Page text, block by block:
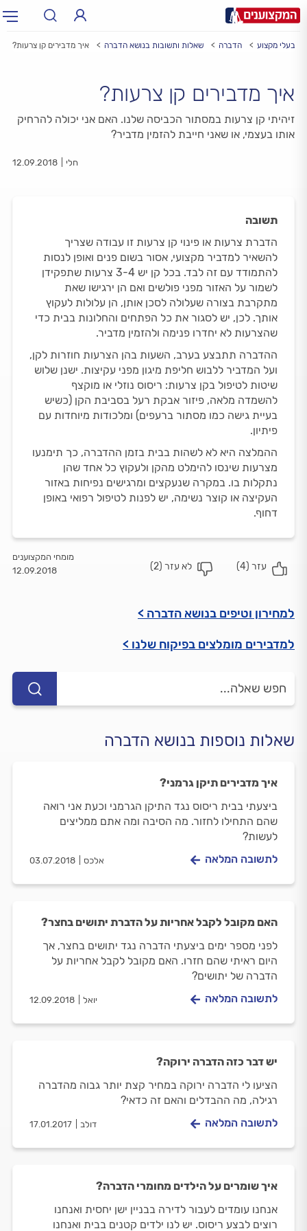
עיר: תל אביב, חיפה…
בעלי מקצוע הדברה שאלות ותשובות בנושא הדברה איך מדבירים קן צרעות?
איך מדבירים קן צרעות?
זיהיתי קן צרעות במסתור הכביסה שלנו. האם אני יכולה להרחיק
אותו בעצמי, או שאני חייבת להזמין מדביר?
חלי 12.09.2018
תשובה
הדברת צרעות או פינוי קן צרעות זו עבודה שצריך
להשאיר למדביר מקצועי, אסור בשום פנים ואופן לנסות
להתמודד עם זה לבד. בכל קן יש 3-4 צרעות שתפקידן
לשמור על האזור מפני פולשים ואם הן ירגישו שאת
מתקרבת בצורה שעלולה לסכן אותן, הן עלולות לעקוץ
אותך. לכן, יש לסגור את כל הפתחים והחלונות בבית כדי
שהצרעות לא יחדרו פנימה ולהזמין מדביר.
ההדברה תתבצע בערב, השעות בהן הצרעות חוזרות לקן,
ועל המדביר ללבוש חליפת מיגון מפני עקיצות. ישנן שלוש
שיטות לטיפול בקן צרעות: ריסוס נוזלי או מוקצף
להשמדה מלאה, פיזור אבקת רעל בסביבת הקן (כשיש
בעיית גישה כמו מסתור ברעפים) ומלכודות מיוחדות עם
פיתיון.
ההמלצה היא לא לשהות בבית בזמן ההדברה, כך תימנעו
מצרעות שינסו להימלט מהקן ולעקוץ כל אחד שהן
נתקלות בו. במקרה שנעקצים ומרגישים נפיחות באזור
העקיצה או קוצר נשימה, יש לפנות לטיפול רפואי באופן
דחוף.
4
)
2
)
מומחי המקצוענים
12.09.2018
למחירון וטיפים בנושא הדברה >
למדבירים מומלצים בפיקוח שלנו >
שאלות נוספות בנושא הדברה
איך מדבירים תיקן גרמני?
ביצעתי בבית ריסוס נגד התיקן הגרמני וכעת אני רואה
שהם התחילו לחזור. מה הסיבה ומה אתם ממליצים
לעשות?
אלכס 03.07.2018 לתשובה המלאה
האם מקובל לקבל אחריות על הדברת יתושים בחצר?
לפני מספר ימים ביצעתי הדברה נגד יתושים בחצר, אך
היום ראיתי שהם חזרו. האם מקובל לקבל אחריות על
הדברה של יתושים?
יואל 12.09.2018 לתשובה המלאה
יש דבר כזה הדברה ירוקה?
הציעו לי הדברה ירוקה במחיר קצת יותר גבוה מהדברה
רגילה, מה ההבדלים והאם זה כדאי?
דולב 17.01.2017 לתשובה המלאה
איך שומרים על הילדים מחומרי הדברה?
אנחנו עומדים לעבור לדירה בבניין ישן יחסית ואנחנו
רוצים לבצע ריסוס. יש לנו ילדים קטנים בבית ואנחנו